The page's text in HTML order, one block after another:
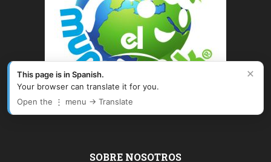
SOBRE NOSOTROS
×
This page is in Spanish.
Your browser can translate it for you.
Open the ⋮ menu → Translate